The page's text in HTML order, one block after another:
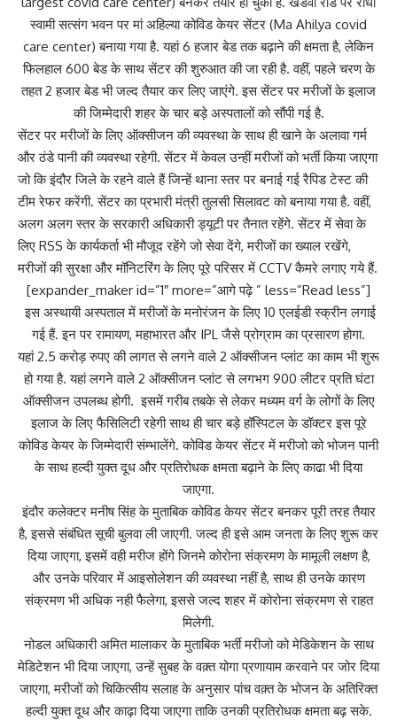
स्वामी सत्संग भवन पर मां अहिल्या कोविड केयर सेंटर (Ma Ahilya covid
care center) बनाया गया है. यहां 6 हजार बेड तक बढ़ाने की क्षमता है, लेकिन
फिलहाल 600 बेड के साथ सेंटर की शुरुआत की जा रही है. वहीं, पहले चरण के
तहत 2 हजार बेड भी जल्द तैयार कर लिए जाएंगे. इस सेंटर पर मरीजों के इलाज
की जिम्मेदारी शहर के चार बड़े अस्पतालों को सौंपी गई है.
सेंटर पर मरीजों के लिए ऑक्सीजन की व्यवस्था के साथ ही खाने के अलावा गर्म
और ठंडे पानी की व्यवस्था रहेगी. सेंटर में केवल उन्हीं मरीजों को भर्ती किया जाएगा
जो कि इंदौर जिले के रहने वाले हैं जिन्हें थाना स्तर पर बनाई गई रैपिड टेस्ट की
टीम रेफर करेंगी. सेंटर का प्रभारी मंत्री तुलसी सिलावट को बनाया गया है. वहीं,
अलग अलग स्तर के सरकारी अधिकारी ड्यूटी पर तैनात रहेंगे. सेंटर में सेवा के
लिए RSS के कार्यकर्ता भी मौजूद रहेंगे जो सेवा देंगे, मरीजों का ख्याल रखेंगे,
मरीजों की सुरक्षा और मॉनिटरिंग के लिए पूरे परिसर में CCTV कैमरे लगाए गये हैं.
[expander_maker id=”1″ more=”आगे पढ़े ” less=”Read less”]
इस अस्थायी अस्पताल में मरीजों के मनोरंजन के लिए 10 एलईडी स्क्रीन लगाई
गई हैं. इन पर रामायण, महाभारत और IPL जैसे प्रोग्राम का प्रसारण होगा.
यहां 2.5 करोड़ रुपए की लागत से लगने वाले 2 ऑक्सीजन प्लांट का काम भी शुरू
हो गया है. यहां लगने वाले 2 ऑक्सीजन प्लांट से लगभग 900 लीटर प्रति घंटा
ऑक्सीजन उपलब्ध होगी. इसमें गरीब तबके से लेकर मध्यम वर्ग के लोगों के लिए
इलाज के लिए फैसिलिटी रहेगी साथ ही चार बड़े हॉस्पिटल के डॉक्टर इस पूरे
कोविड केयर के जिम्मेदारी संम्भालेंगे. कोविड केयर सेंटर में मरीजो को भोजन पानी
के साथ हल्दी युक्त दूध और प्रतिरोधक क्षमता बढ़ाने के लिए काढा भी दिया
जाएगा.
इंदौर कलेक्टर मनीष सिंह के मुताबिक कोविड केयर सेंटर बनकर पूरी तरह तैयार
है, इससे संबंधित सूची बुलवा ली जाएगी. जल्द ही इसे आम जनता के लिए शुरू कर
दिया जाएगा, इसमें वही मरीज होंगे जिनमे कोरोना संक्रमण के मामूली लक्षण है,
और उनके परिवार में आइसोलेशन की व्यवस्था नहीं है, साथ ही उनके कारण
संक्रमण भी अधिक नही फैलेगा, इससे जल्द शहर में कोरोना संक्रमण से राहत
मिलेगी.
नोडल अधिकारी अमित मालाकर के मुताबिक भर्ती मरीजो को मेडिकेशन के साथ
मेडिटेशन भी दिया जाएगा, उन्हें सुबह के वक़्त योगा प्रणायाम करवाने पर जोर दिया
जाएगा, मरीजों को चिकित्सीय सलाह के अनुसार पांच वक़्त के भोजन के अतिरिक्त
हल्दी युक्त दूध और काढ़ा दिया जाएगा ताकि उनकी प्रतिरोधक क्षमता बढ़ सके.